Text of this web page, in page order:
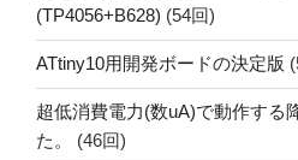
(TP4056+B628) (54回)
ATtiny10用開発ボードの決定版
超低消費電力(数uA)で動作する
た。
(46回)